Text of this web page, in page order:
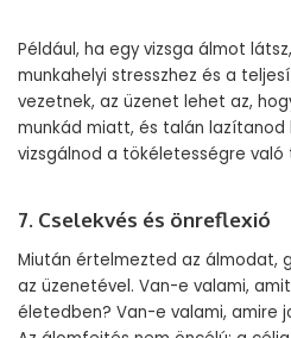
Például, ha egy vizsga álmot
munkahelyi stresszhez és a
vezetnek, az üzenet lehet az,
munkád miatt, és talán lazítanod
vizsgálnod a tökéletességre való
7. Cselekvés és önreflexió
Miután értelmezted az álmodat,
az üzenetével. Van-e valami,
életedben? Van-e valami, amire